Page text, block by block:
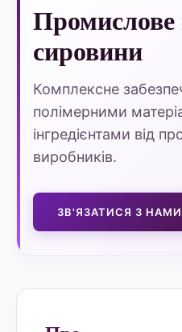
Промислове
сировини
Комплексне
полімерними
інгредієнтами від
виробників.
ЗВ'ЯЗАТИСЯ З НАМИ